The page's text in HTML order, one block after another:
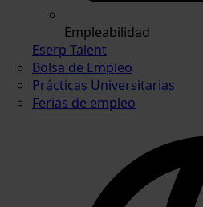
Empleabilidad
Eserp Talent
Bolsa de Empleo
Prácticas Universitarias
Ferias de empleo